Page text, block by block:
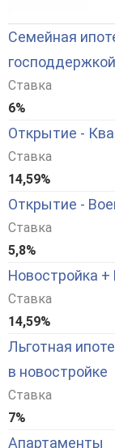
Семейная
господдержкой
Ставка
6%
Открытие -
Ставка
14,59%
Открытие -
Ставка
5,8%
Новостройка
Ставка
14,59%
Льготная
в новостройке
Ставка
7%
Апартаменты